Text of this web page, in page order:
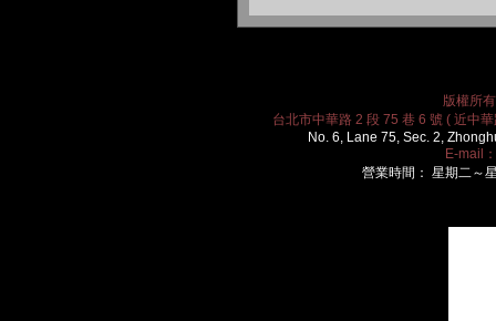
版權所
台北市中華路 2 段 75 巷 6 號 ( 近中
No. 6, Lane 75, Sec. 2,
E-mail：
營業時間： 星期二～